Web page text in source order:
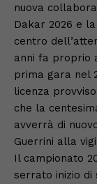
nuova
Dakar 2026 e
centro
anni fa proprio
prima gara nel
licenza
che la
avverrà di
Guerrini alla
Il campionato
serrato inizio di